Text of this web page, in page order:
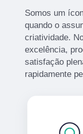
Somos um
quando o
criatividade.
excelência,
satisfação
rapidamente